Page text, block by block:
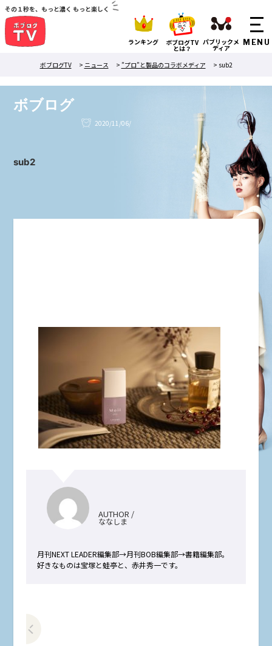
その１秒を、もっと濃く もっと楽しく
ランキング ボブログTV
とは？
パブリックメ
ディア
ボブログTV
> ニュース > ”プロ”と製品のコラボメディア > sub2
ボブログ
2020/11/06/
sub2
AUTHOR /
ななしま
月刊NEXT LEADER編集部→月刊BOB編集部→書籍編集部。
好きなものは宝塚と蛙亭と、赤井秀一です。